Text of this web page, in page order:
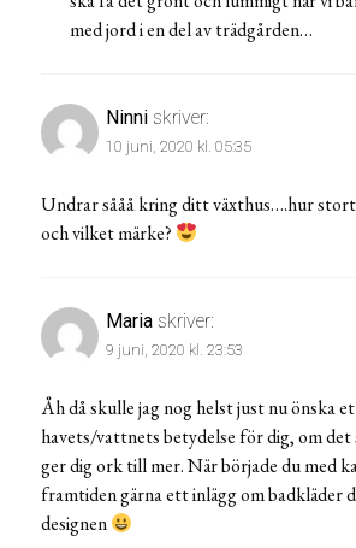
med jord i en del av trädgården…
Ninni skriver:
10 juni, 2020 kl. 05:35
Undrar sååå kring ditt växthus….hur
och vilket märke?
Maria skriver:
9 juni, 2020 kl. 23:53
Åh då skulle jag nog helst just nu önska
havets/vattnets betydelse för dig, om det
ger dig ork till mer. När började du med
framtiden gärna ett inlägg om badkläder
designen